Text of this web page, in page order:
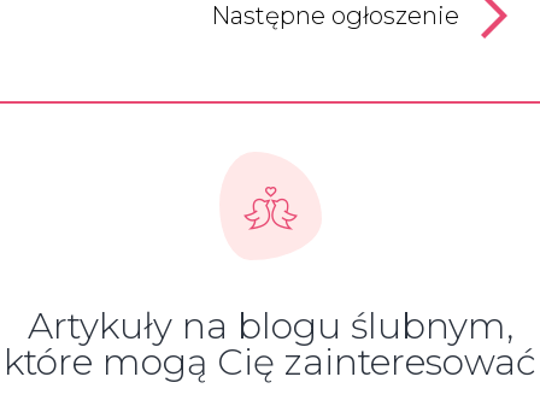
Następne ogłoszenie
Artykuły na blogu ślubnym,
które mogą Cię zainteresować